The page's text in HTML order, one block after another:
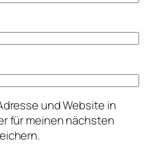
und Website in
für meinen nächsten